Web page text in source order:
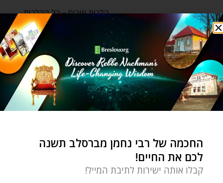
הלכות פורים – כל ההלכות
והמנהגים של החג הכי
מצחיק בשנה, וכן של פורים
פורים ⬦ שונות
פורים צעקה ושמחה
שהם ייראו אחרת: צעקה
החכמה של רבי נחמן מברסלב תשנה
לכם את החיים!
קבלו אותה ישירות לתיבת המייל!